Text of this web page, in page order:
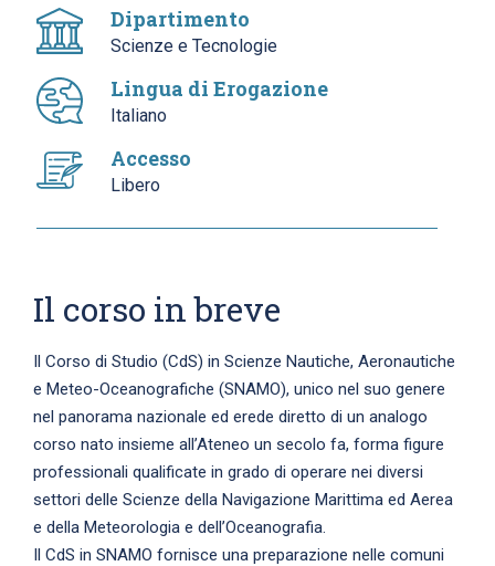
Dipartimento
Scienze e Tecnologie
Lingua di Erogazione
Italiano
Accesso
Libero
Il corso in breve
Il Corso di Studio (CdS) in Scienze Nautiche, Aeronautiche
e Meteo-Oceanografiche (SNAMO), unico nel suo genere
nel panorama nazionale ed erede diretto di un analogo
corso nato insieme all’Ateneo un secolo fa, forma figure
professionali qualificate in grado di operare nei diversi
settori delle Scienze della Navigazione Marittima ed Aerea
e della Meteorologia e dell’Oceanografia.
Il CdS in SNAMO fornisce una preparazione nelle comuni